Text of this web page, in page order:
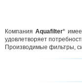
КомпанияAquafilter®
удовлетворяет
Производимые фильтры,